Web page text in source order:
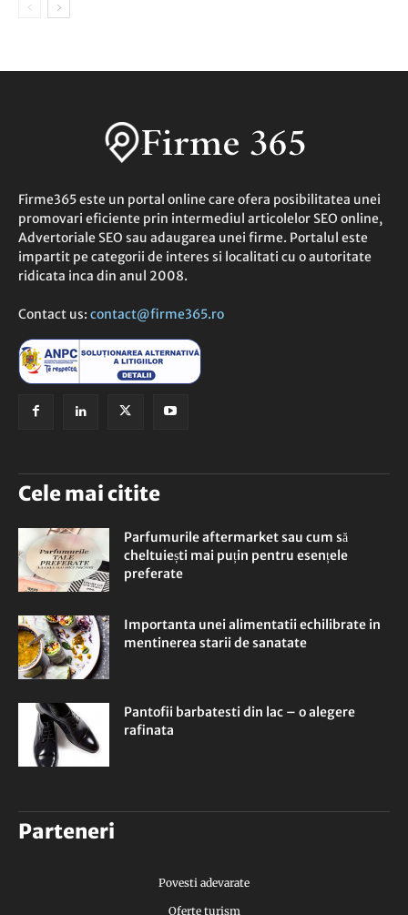
Firme365 este un portal online care ofera posibilitatea unei
promovari eficiente prin intermediul articolelor SEO online,
Advertoriale SEO sau adaugarea unei firme. Portalul este
impartit pe categorii de interes si localitati cu o autoritate
ridicata inca din anul 2008.
Contact us: contact@firme365.ro
Cele mai citite
Parfumurile aftermarket sau cum să
cheltuiești mai puțin pentru esențele
preferate
Importanta unei alimentatii echilibrate in
mentinerea starii de sanatate
Pantofii barbatesti din lac – o alegere
rafinata
Parteneri
Povesti adevarate
Oferte turism